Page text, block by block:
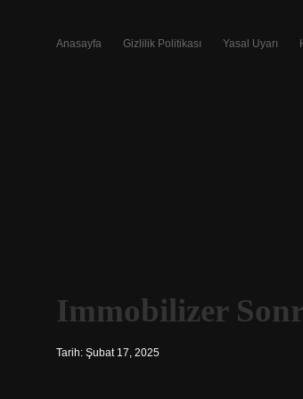
Anasayfa Gizlilik Politikası Yasal Uyarı
Immobilizer
Tarih: Şubat 17, 2025